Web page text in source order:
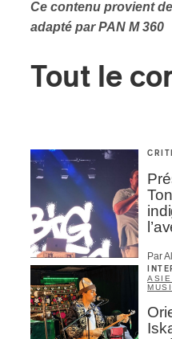
Ce contenu provient
adapté par PAN M 360
Tout le
Par
ASIE